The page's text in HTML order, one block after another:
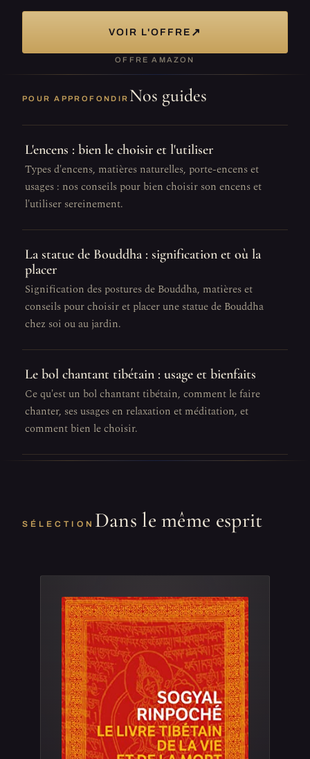
VOIR L'OFFRE ↗
OFFRE AMAZON
POUR APPROFONDIR Nos guides
L'encens : bien le choisir et l'utiliser
Types d'encens, matières naturelles, porte-encens et
usages : nos conseils pour bien choisir son encens et
l'utiliser sereinement.
La statue de Bouddha : signification et où la
placer
Signification des postures de Bouddha, matières et
conseils pour choisir et placer une statue de Bouddha
chez soi ou au jardin.
Le bol chantant tibétain : usage et bienfaits
Ce qu'est un bol chantant tibétain, comment le faire
chanter, ses usages en relaxation et méditation, et
comment bien le choisir.
SÉLECTION Dans le même esprit